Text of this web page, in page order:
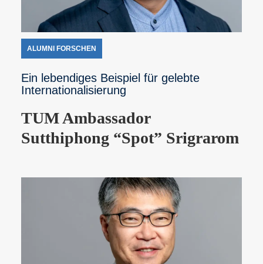
ALUMNI FORSCHEN
Ein lebendiges Beispiel für gelebte
Internationalisierung
TUM Ambassador
Sutthiphong “Spot” Srigrarom